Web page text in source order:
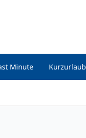
Minute Kurzurlaub